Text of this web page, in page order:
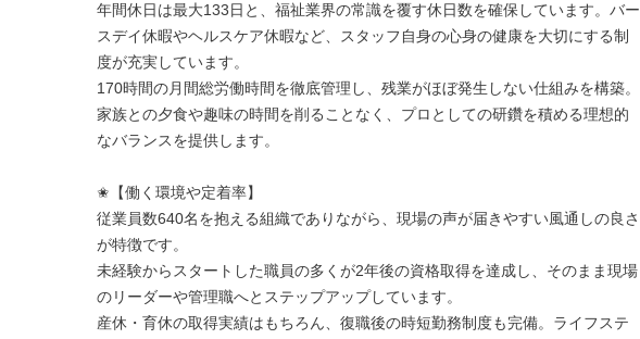
年間休日は最大133日と、福祉業界の常識を覆す休日数を確保しています。バー
スデイ休暇やヘルスケア休暇など、スタッフ自身の心身の健康を大切にする制
度が充実しています。
170時間の月間総労働時間を徹底管理し、残業がほぼ発生しない仕組みを構築。
家族との夕食や趣味の時間を削ることなく、プロとしての研鑽を積める理想的
なバランスを提供します。
✬【働く環境や定着率】
従業員数640名を抱える組織でありながら、現場の声が届きやすい風通しの良さ
が特徴です。
未経験からスタートした職員の多くが2年後の資格取得を達成し、そのまま現場
のリーダーや管理職へとステップアップしています。
産休・育休の取得実績はもちろん、復職後の時短勤務制度も完備。ライフステ